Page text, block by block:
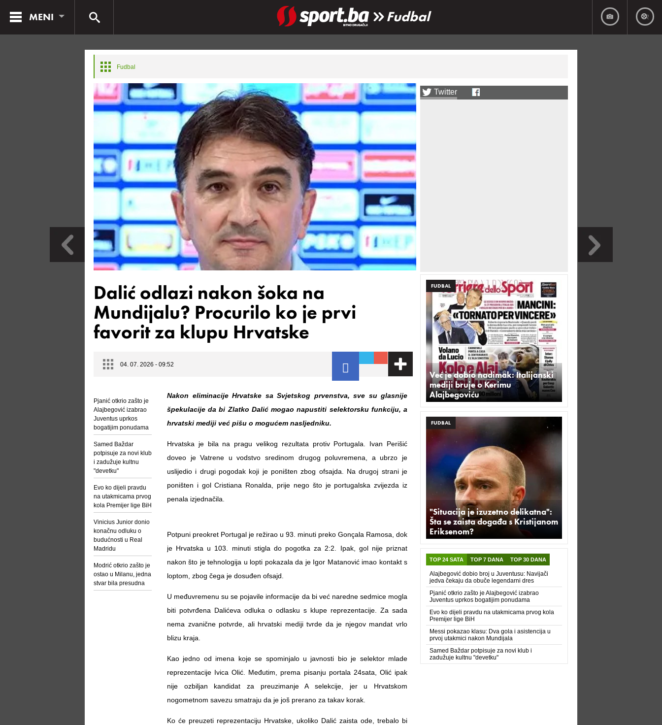
MENI Fudbal
Fudbal
Dalić odlazi nakon šoka na
Mundijalu? Procurilo ko je prvi
favorit za klupu Hrvatske
04. 07. 2026 - 09:52
Pjanić otkrio zašto je
Alajbegović izabrao
Juventus uprkos
bogatijim ponudama
Samed Baždar
potpisuje za novi klub
i zadužuje kultnu
"devetku"
Evo ko dijeli pravdu
na utakmicama prvog
kola Premijer lige BiH
Vinicius Junior donio
konačnu odluku o
budućnosti u Real
Madridu
Modrić otkrio zašto je
ostao u Milanu, jedna
stvar bila presudna
Nakon eliminacije Hrvatske sa Svjetskog prvenstva, sve su glasnije
špekulacije da bi Zlatko Dalić mogao napustiti selektorsku funkciju, a
hrvatski mediji već pišu o mogućem nasljedniku.
Hrvatska je bila na pragu velikog rezultata protiv Portugala. Ivan Perišić
doveo je Vatrene u vodstvo sredinom drugog poluvremena, a ubrzo je
uslijedio i drugi pogodak koji je poništen zbog ofsajda. Na drugoj strani je
poništen i gol Cristiana Ronalda, prije nego što je portugalska zvijezda iz
penala izjednačila.
Potpuni preokret Portugal je režirao u 93. minuti preko Gonçala Ramosa, dok
je Hrvatska u 103. minuti stigla do pogotka za 2:2. Ipak, gol nije priznat
nakon što je tehnologija u lopti pokazala da je Igor Matanović imao kontakt s
loptom, zbog čega je dosuđen ofsajd.
U međuvremenu su se pojavile informacije da bi već naredne sedmice mogla
biti potvrđena Dalićeva odluka o odlasku s klupe reprezentacije. Za sada
nema zvanične potvrde, ali hrvatski mediji tvrde da je njegov mandat vrlo
blizu kraja.
Kao jedno od imena koje se spominjalo u javnosti bio je selektor mlade
reprezentacije Ivica Olić. Međutim, prema pisanju portala 24sata, Olić ipak
nije ozbiljan kandidat za preuzimanje A selekcije, jer u Hrvatskom
nogometnom savezu smatraju da je još prerano za takav korak.
Ko će preuzeti reprezentaciju Hrvatske, ukoliko Dalić zaista ode, trebalo bi
Twitter
FUDBAL
Već je dobio nadimak: Italijanski
mediji bruje o Kerimu
Alajbegoviću
FUDBAL
"Situacija je izuzetno delikatna":
Šta se zaista događa s Kristijanom
Eriksenom?
TOP 24 SATA TOP 7 DANA TOP 30 DANA
Alajbegović dobio broj u Juventusu: Navijači
jedva čekaju da obuče legendarni dres
Pjanić otkrio zašto je Alajbegović izabrao
Juventus uprkos bogatijim ponudama
Evo ko dijeli pravdu na utakmicama prvog kola
Premijer lige BiH
Messi pokazao klasu: Dva gola i asistencija u
prvoj utakmici nakon Mundijala
Samed Baždar potpisuje za novi klub i
zadužuje kultnu "devetku"